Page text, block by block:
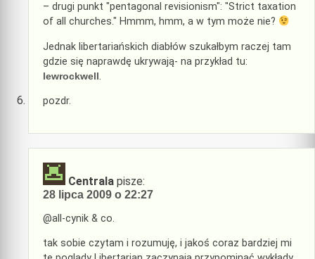
– drugi punkt "pentagonal revisionism": "Strict taxation
of all churches." Hmmm, hmm, a w tym może nie?
Jednak libertariańskich diabłów szukałbym raczej tam
gdzie się naprawdę ukrywają- na przykład tu:
lewrockwell.
pozdr.
Centrala pisze:
28 lipca 2009 o 22:27
@all-cynik & co.
tak sobie czytam i rozumuję, i jakoś coraz bardziej mi